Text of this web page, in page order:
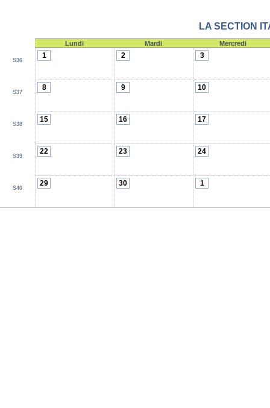
LA SECTION
Lundi Mardi Mercredi
S36
1 2 3
S37
8 9 10
S38
15 16 17
S39
22 23 24
S40
29 30 1